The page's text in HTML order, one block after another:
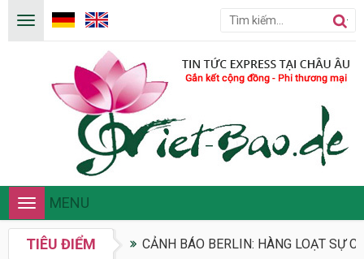
Toggle
navigation
MENU
TIÊU ĐIỂM CẢNH BÁO BERLIN: HÀNG LOẠT SỰ